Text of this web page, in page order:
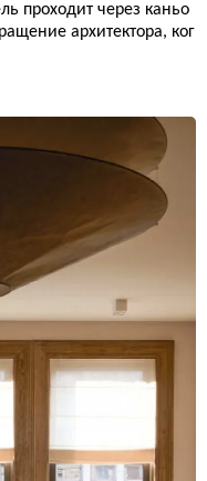
проходит через каньо
архитектора, ког